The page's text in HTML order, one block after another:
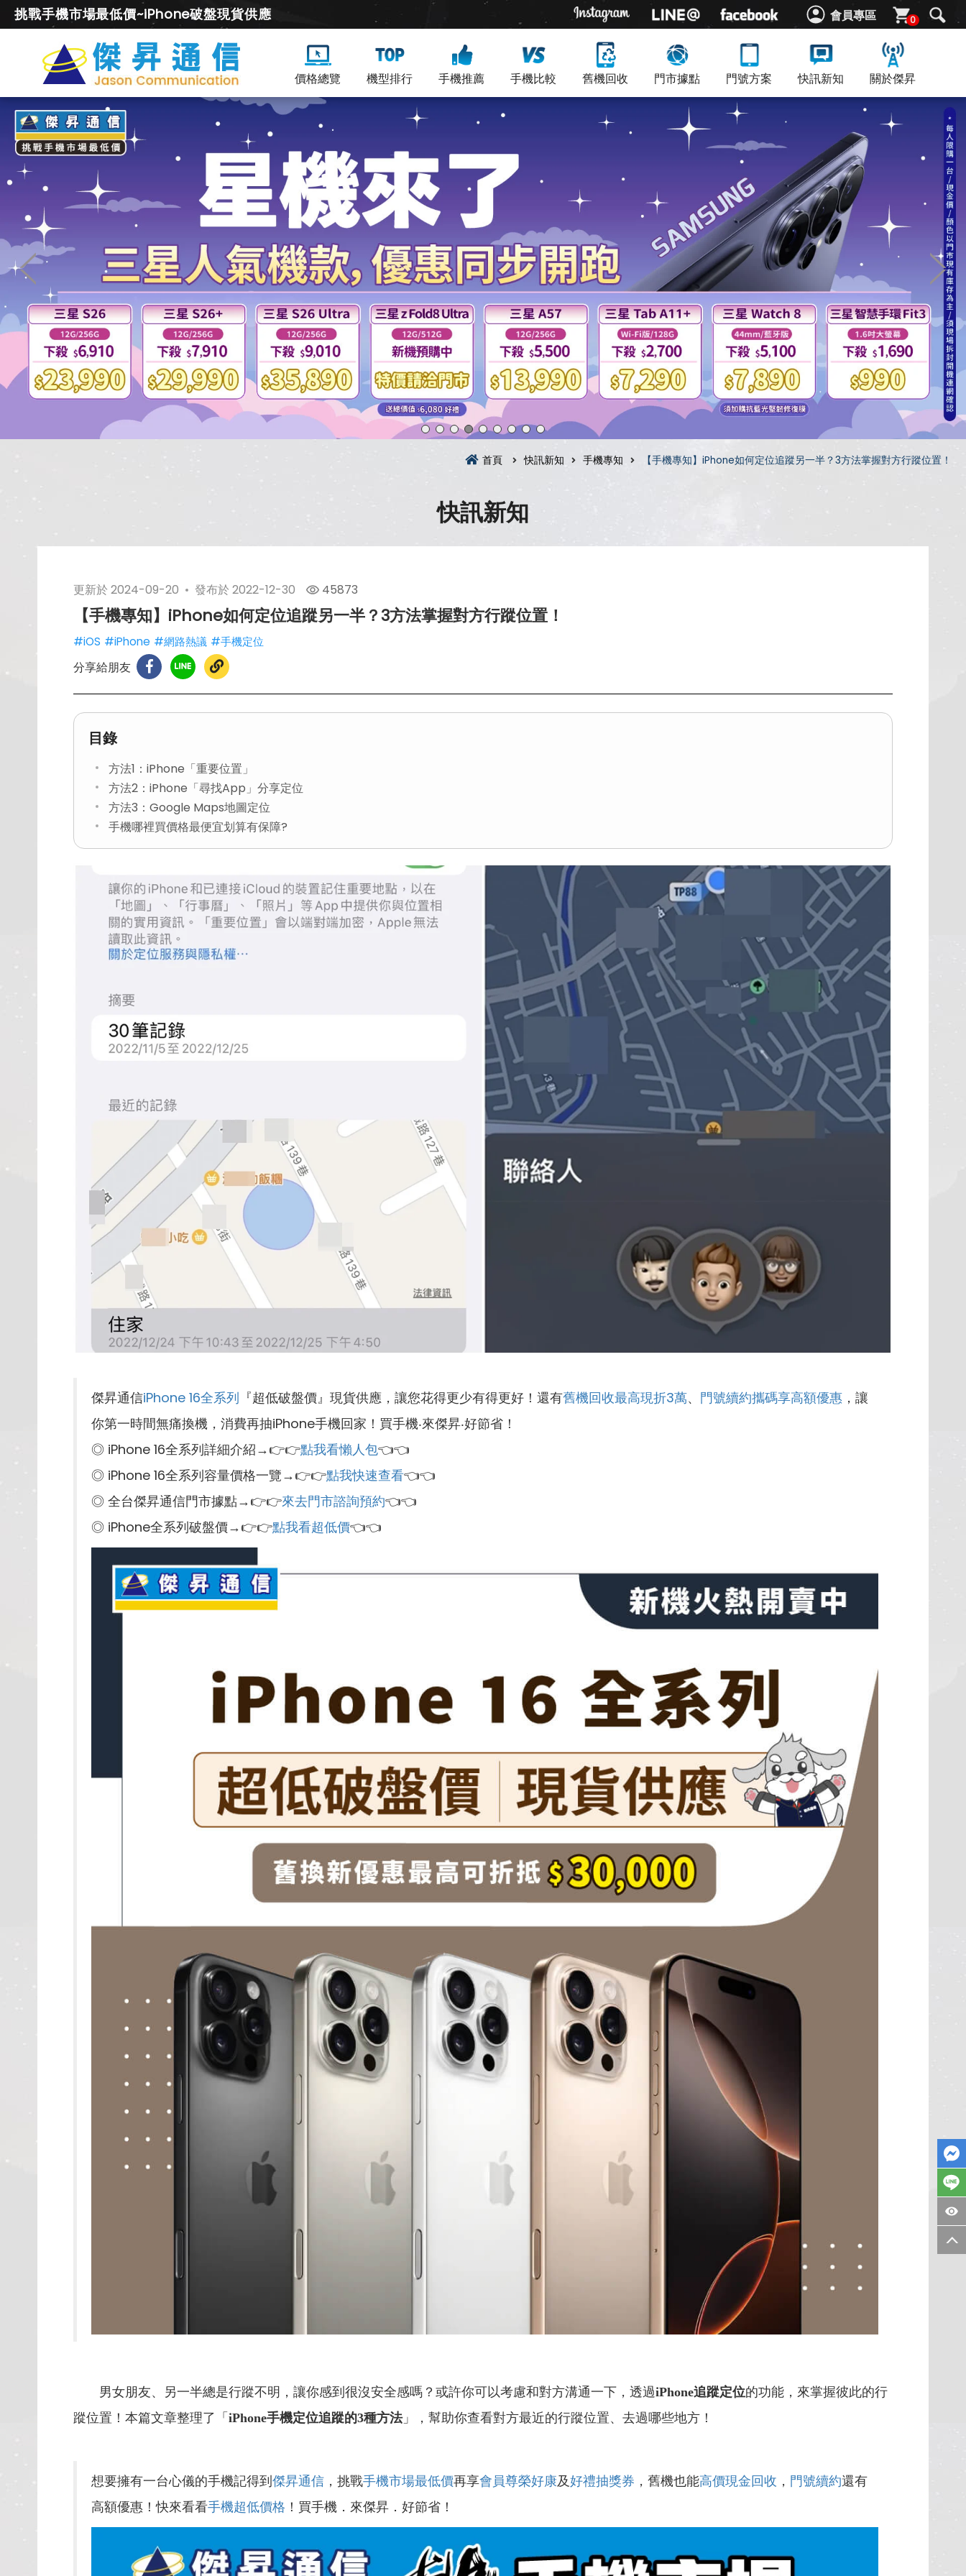
會員專區 0
挑戰手機市場最低價~iPhone破盤現貨供應
價格總覽 機型排行 手機推薦 手機比較 舊機回收 門市據點 門號方案 快訊新知 關於傑昇
首頁 快訊新知 手機專知 【手機專知】iPhone如何定位追蹤另一半？3方法掌握對方行蹤位置！
快訊新知
更新於 2024-09-20 發布於 2022-12-30 45873
【手機專知】iPhone如何定位追蹤另一半？3方法掌握對方行蹤位置！
#iOS #iPhone #網路熱議 #手機定位
分享給朋友
目錄
方法1：iPhone「重要位置」
方法2：iPhone「尋找App」分享定位
方法3：Google Maps地圖定位
手機哪裡買價格最便宜划算有保障?
傑昇通信iPhone 16全系列 『超低破盤價』現貨供應，讓您花得更少有得更好！還有舊機回收最高現折3萬、 門號續約攜碼享高額優惠 ，讓
你第一時間無痛換機，消費再抽iPhone手機回家！買手機‧來傑昇‧好節省！
◎ iPhone 16全系列詳細介紹→👉👉點我看懶人包👈👈
◎ iPhone 16全系列容量價格一覽→👉👉點我快速查看👈👈
◎ 全台傑昇通信門市據點→👉👉來去門市諮詢預約👈👈
◎ iPhone全系列破盤價→👉👉點我看超低價👈👈
男女朋友、另一半總是行蹤不明，讓你感到很沒安全感嗎？或許你可以考慮和對方溝通一下，透過iPhone追蹤定位的功能，來掌握彼此的行
蹤位置！本篇文章整理了「 iPhone手機定位追蹤的3種方法」，幫助你查看對方最近的行蹤位置、去過哪些地方！
想要擁有一台心儀的手機記得到 傑昇通信 ，挑戰手機市場最低價再享會員尊榮好康及好禮抽獎券 ，舊機也能高價現金回收 ， 門號續約還有
高額優惠！快來看看手機超低價格 ！買手機．來傑昇．好節省！